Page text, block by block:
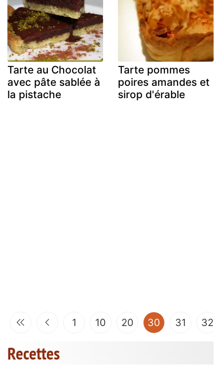
Tarte au Chocolat
avec pâte sablée à
la pistache
Tarte pommes
poires amandes et
sirop d'érable
1 10 20 30 (current)
31 32
Recettes